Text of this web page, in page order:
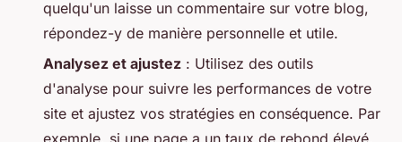
quelqu'un laisse un commentaire sur votre blog,
répondez-y de manière personnelle et utile.
Analysez et ajustez : Utilisez des outils
d'analyse pour suivre les performances de votre
site et ajustez vos stratégies en conséquence. Par